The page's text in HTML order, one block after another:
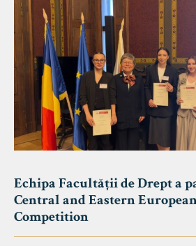
Echipa Facultății de Drept a
Central and Eastern
Competition